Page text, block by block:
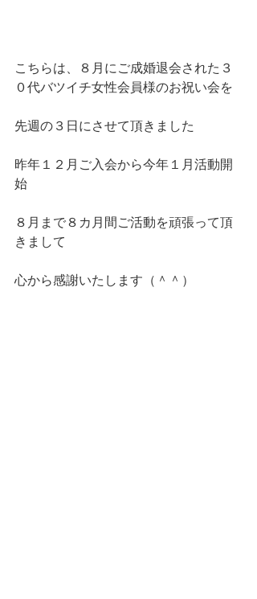
こちらは、８月にご成婚退会された３
０代バツイチ女性会員様のお祝い会を
先週の３日にさせて頂きました
昨年１２月ご入会から今年１月活動開
始
８月まで８カ月間ご活動を頑張って頂
きまして
心から感謝いたします（＾＾）